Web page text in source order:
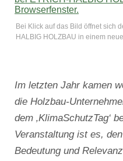
Bei Klick auf das Bild öffnet sich
HALBIG HOLZBAU in einem
Im letzten Jahr kamen
die Holzbau-
dem ‚KlimaSchutzTag‘
Veranstaltung ist es,
Bedeutung und